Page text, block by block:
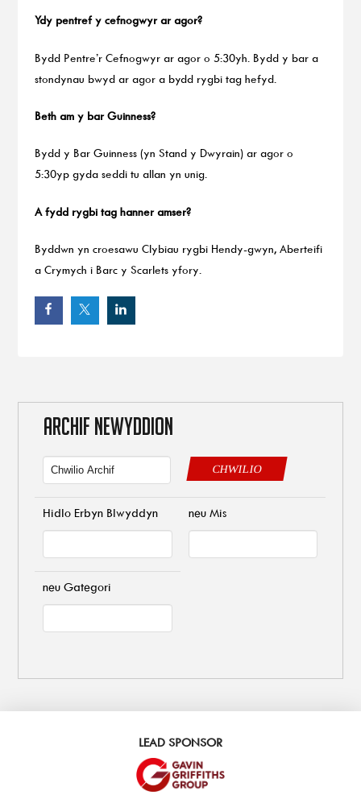
Ydy pentref y cefnogwyr ar agor?
Bydd Pentre’r Cefnogwyr ar agor o 5:30yh. Bydd y bar a
stondynau bwyd ar agor a bydd rygbi tag hefyd.
Beth am y bar Guinness?
Bydd y Bar Guinness (yn Stand y Dwyrain) ar agor o
5:30yp gyda seddi tu allan yn unig.
A fydd rygbi tag hanner amser?
Byddwn yn croesawu Clybiau rygbi Hendy-gwyn, Aberteifi
a Crymych i Barc y Scarlets yfory.
ARCHIF NEWYDDION
CHWILIO
Hidlo Erbyn Blwyddyn neu Mis
neu Gategori
LEAD SPONSOR